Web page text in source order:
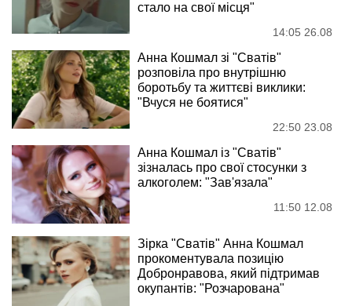
стало на свої місця"
14:05 26.08
Анна Кошмал зі "Сватів"
розповіла про внутрішню
боротьбу та життєві виклики:
"Вчуся не боятися"
22:50 23.08
Анна Кошмал із "Сватів"
зізналась про свої стосунки з
алкоголем: "Зав'язала"
11:50 12.08
Зірка "Сватів" Анна Кошмал
прокоментувала позицію
Добронравова, який підтримав
окупантів: "Розчарована"